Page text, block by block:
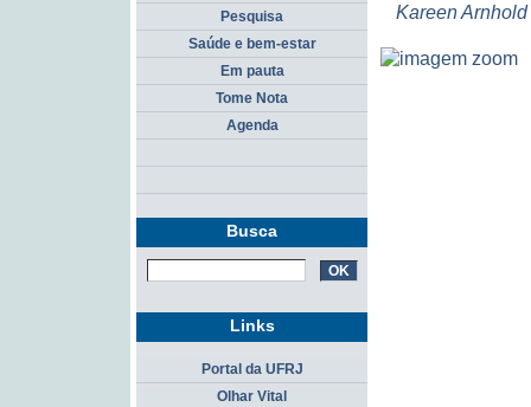
Kareen Arnhold
Pesquisa
Saúde e bem-estar
Em pauta
Tome Nota
Agenda
Busca
Links
Portal da UFRJ
Olhar Vital